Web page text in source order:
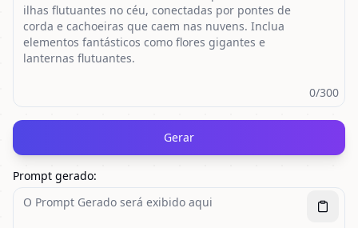
0/300
Gerar
Prompt gerado: